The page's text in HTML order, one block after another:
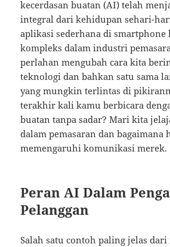
kecerdasan buatan (AI) telah
integral dari kehidupan sehari-
aplikasi sederhana di smartphone
kompleks dalam industri
perlahan mengubah cara kita
teknologi dan bahkan satu sama
yang mungkin terlintas di
terakhir kali kamu berbicara
buatan tanpa sadar? Mari kita
dalam pemasaran dan bagaimana
memengaruhi komunikasi merek.
Peran AI Dalam
Pelanggan
Salah satu contoh paling jelas